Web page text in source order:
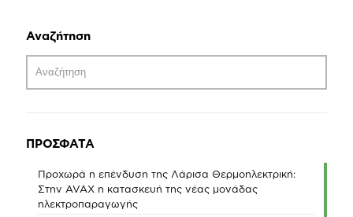
Αναζήτηση
ΠΡΟΣΦΑΤΑ
Προχωρά η επένδυση της Λάρισα Θερμοηλεκτρική:
Στην AVAX η κατασκευή της νέας μονάδας
ηλεκτροπαραγωγής